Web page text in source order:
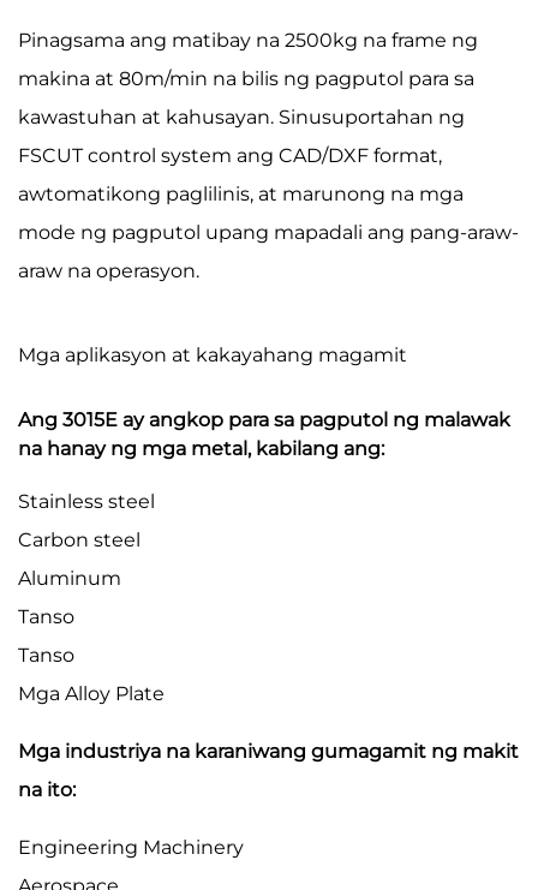
Pinagsama ang matibay na 2500kg na frame ng
makina at 80m/min na bilis ng pagputol para sa
kawastuhan at kahusayan. Sinusuportahan ng
FSCUT control system ang CAD/DXF format,
awtomatikong paglilinis, at marunong na mga
mode ng pagputol upang mapadali ang pang-araw-
araw na operasyon.
Mga aplikasyon at kakayahang magamit
Ang 3015E ay angkop para sa pagputol ng malawak
na hanay ng mga metal, kabilang ang:
Stainless steel
Carbon steel
Aluminum
Tanso
Tanso
Mga Alloy Plate
Mga industriya na karaniwang gumagamit ng makit
na ito:
Engineering Machinery
Aerospace